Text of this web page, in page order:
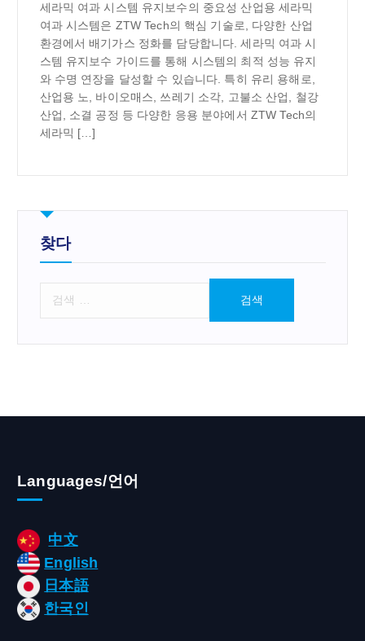
세라믹 여과 시스템 유지보수의 중요성 산업용 세라믹
여과 시스템은 ZTW Tech의 핵심 기술로, 다양한 산업
환경에서 배기가스 정화를 담당합니다. 세라믹 여과 시
스템 유지보수 가이드를 통해 시스템의 최적 성능 유지
와 수명 연장을 달성할 수 있습니다. 특히 유리 용해로,
산업용 노, 바이오매스, 쓰레기 소각, 고불소 산업, 철강
산업, 소결 공정 등 다양한 응용 분야에서 ZTW Tech의
세라믹 […]
찾다
Languages/언어
中文
English
日本語
한국인